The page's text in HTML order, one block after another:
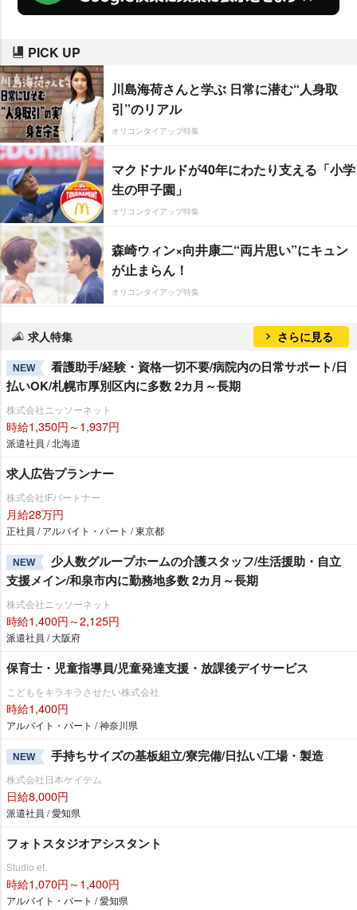
PICK UP
川島海荷さんと学ぶ 日常に潜む“人身取
引”のリアル
オリコンタイアップ特集
マクドナルドが40年にわたり支える「小学
生の甲子園」
オリコンタイアップ特集
森崎ウィン×向井康二“両片思い”にキュン
が止まらん！
オリコンタイアップ特集
求人特集 さらに見る
NEW
看護助手/経験・資格一切不要/病院内の日常サポート/日
払いOK/札幌市厚別区内に多数 2カ月～長期
株式会社ニッソーネット
時給1,350円～1,937円
派遣社員 / 北海道
求人広告プランナー
株式会社IFパートナー
月給28万円
正社員 / アルバイト・パート / 東京都
NEW
少人数グループホームの介護スタッフ/生活援助・自立
支援メイン/和泉市内に勤務地多数 2カ月～長期
株式会社ニッソーネット
時給1,400円～2,125円
派遣社員 / 大阪府
保育士・児童指導員/児童発達支援・放課後デイサービス
こどもをキラキラさせたい株式会社
時給1,400円
アルバイト・パート / 神奈川県
NEW 手持ちサイズの基板組立/寮完備/日払い/工場・製造
株式会社日本ケイテム
日給8,000円
派遣社員 / 愛知県
フォトスタジオアシスタント
Studio et.
時給1,070円～1,400円
アルバイト・パート / 愛知県